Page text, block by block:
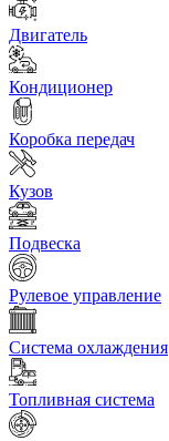
Двигатель
Кондиционер
Коробка передач
Кузов
Подвеска
Рулевое управление
Система охлаждения
Топливная система